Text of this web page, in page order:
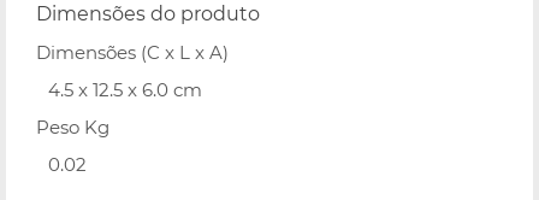
Dimensões do produto
Dimensões (C x L x A)
4.5 x 12.5 x 6.0 cm
Peso Kg
0.02